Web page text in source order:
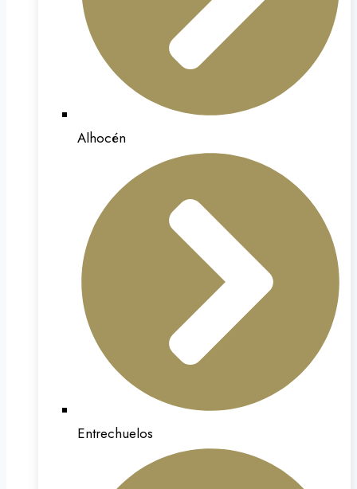
Alhocén
Entrechuelos